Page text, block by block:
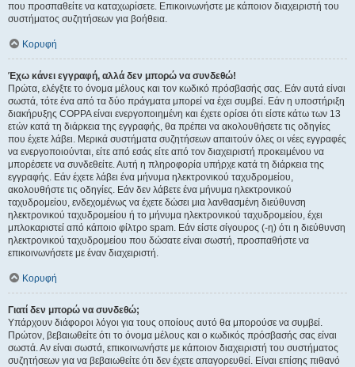
που προσπαθείτε να καταχωρίσετε. Επικοινωνήστε με κάποιον διαχειριστή του
συστήματος συζητήσεων για βοήθεια.
Κορυφή
Έχω κάνει εγγραφή, αλλά δεν μπορώ να συνδεθώ!
Πρώτα, ελέγξτε το όνομα μέλους και τον κωδικό πρόσβασής σας. Εάν αυτά είναι
σωστά, τότε ένα από τα δύο πράγματα μπορεί να έχει συμβεί. Εάν η υποστήριξη
διακήρυξης COPPA είναι ενεργοποιημένη και έχετε ορίσει ότι είστε κάτω των 13
ετών κατά τη διάρκεια της εγγραφής, θα πρέπει να ακολουθήσετε τις οδηγίες
που έχετε λάβει. Μερικά συστήματα συζητήσεων απαιτούν όλες οι νέες εγγραφές
να ενεργοποιούνται, είτε από εσάς είτε από τον διαχειριστή προκειμένου να
μπορέσετε να συνδεθείτε. Αυτή η πληροφορία υπήρχε κατά τη διάρκεια της
εγγραφής. Εάν έχετε λάβει ένα μήνυμα ηλεκτρονικού ταχυδρομείου,
ακολουθήστε τις οδηγίες. Εάν δεν λάβετε ένα μήνυμα ηλεκτρονικού
ταχυδρομείου, ενδεχομένως να έχετε δώσει μια λανθασμένη διεύθυνση
ηλεκτρονικού ταχυδρομείου ή το μήνυμα ηλεκτρονικού ταχυδρομείου, έχει
μπλοκαριστεί από κάποιο φίλτρο spam. Εάν είστε σίγουρος (-η) ότι η διεύθυνση
ηλεκτρονικού ταχυδρομείου που δώσατε είναι σωστή, προσπαθήστε να
επικοινωνήσετε με έναν διαχειριστή.
Κορυφή
Γιατί δεν μπορώ να συνδεθώ;
Υπάρχουν διάφοροι λόγοι για τους οποίους αυτό θα μπορούσε να συμβεί.
Πρώτον, βεβαιωθείτε ότι το όνομα μέλους και ο κωδικός πρόσβασής σας είναι
σωστά. Αν είναι σωστά, επικοινωνήστε με κάποιον διαχειριστή του συστήματος
συζητήσεων για να βεβαιωθείτε ότι δεν έχετε απαγορευθεί. Είναι επίσης πιθανό